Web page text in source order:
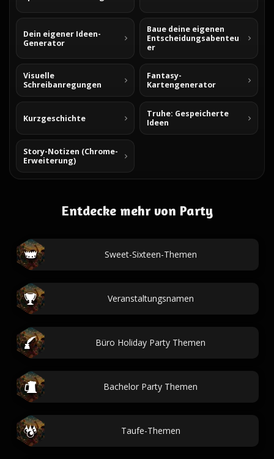
Dein eigener Ideen-
Generator
Baue deine eigenen
Entscheidungsabenteu
er
Visuelle
Schreibanregungen
Fantasy-
Kartengenerator
Kurzgeschichte
Truhe: Gespeicherte
Ideen
Story-Notizen (Chrome-
Erweiterung)
Entdecke mehr von Party
Sweet-Sixteen-Themen
Veranstaltungsnamen
Büro Holiday Party Themen
Bachelor Party Themen
Taufe-Themen